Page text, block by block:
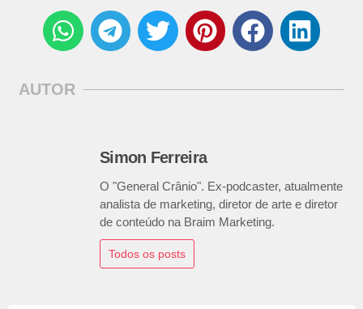
AUTOR
Simon Ferreira
O "General Crânio". Ex-podcaster, atualmente
analista de marketing, diretor de arte e diretor
de conteúdo na Braim Marketing.
Todos os posts